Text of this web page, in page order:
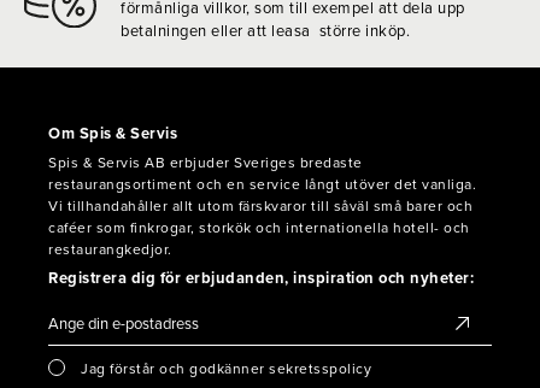
förmånliga villkor, som till exempel att dela upp
betalningen eller att leasa större inköp.
Om Spis & Servis
Spis & Servis AB erbjuder Sveriges bredaste
restaurangsortiment och en service långt utöver det vanliga.
Vi tillhandahåller allt utom färskvaror till såväl små barer och
caféer som finkrogar, storkök och internationella hotell- och
restaurangkedjor.
Registrera dig för erbjudanden, inspiration och nyheter:
Jag förstår och godkänner sekretsspolicy